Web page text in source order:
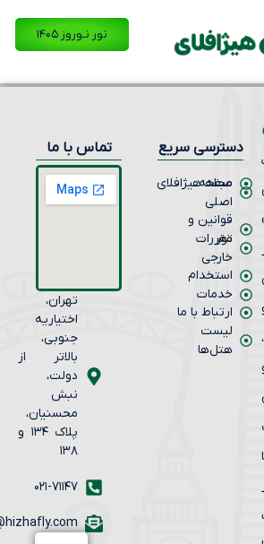
تور نـوروز ۱۴۰۵
دسترسی سریع
صفحه
اصلی
تور
خارجی
خدمات
لیست
هتل‌ها
مجله هیژافلای
قوانین و
مقررات
استخدام
ارتباط با ما
تماس با ما
تهران،
اختیاریه
جنوبی،
بالاتر از
دولت،
محسنیان،
پلاک ۱۳۴ و
۰۲۱-۷۱۱۴۷
info@hizhafly.com